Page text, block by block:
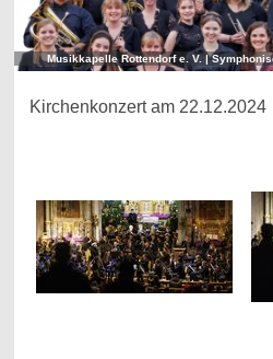
Musikkapelle Rottendorf e. V. |
Kirchenkonzert am 22.12.2024